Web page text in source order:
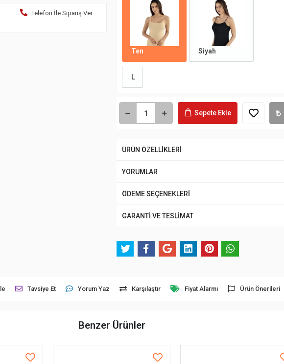
Telefon İle Sipariş Ver
Ten Siyah
L
Sepete Ekle
ÜRÜN ÖZELLİKLERİ
YORUMLAR
ÖDEME SEÇENEKLERİ
GARANTİ VE TESLİMAT
Tavsiye Et Yorum Yaz Karşılaştır Fiyat Alarmı Ürün Önerileri
Benzer Ürünler